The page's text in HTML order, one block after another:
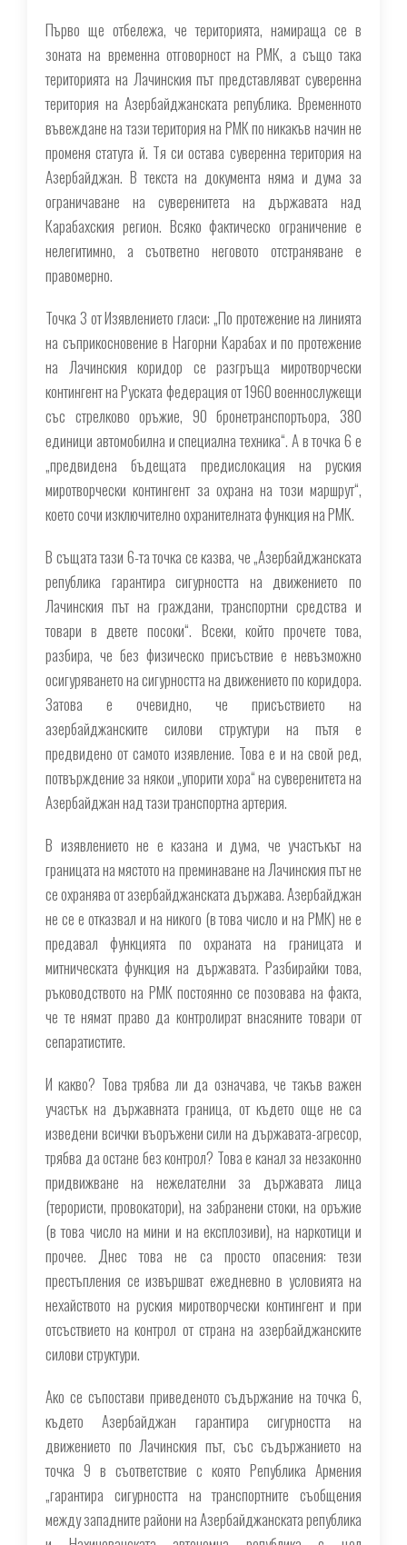
Първо ще отбележа, че територията, намираща се в
зоната на временна отговорност на РМК, а също така
територията на Лачинския път представляват суверенна
територия на Азербайджанската република. Временното
въвеждане на тази територия на РМК по никакъв начин не
променя статута й. Тя си остава суверенна територия на
Азербайджан. В текста на документа няма и дума за
ограничаване на суверенитета на държавата над
Карабахския регион. Всяко фактическо ограничение е
нелегитимно, а съответно неговото отстраняване е
правомерно.
Точка 3 от Изявлението гласи: „По протежение на линията
на съприкосновение в Нагорни Карабах и по протежение
на Лачинския коридор се разгръща миротворчески
контингент на Руската федерация от 1960 военнослужещи
със стрелково оръжие, 90 бронетранспортьора, 380
единици автомобилна и специална техника“. А в точка 6 е
„предвидена бъдещата предислокация на руския
миротворчески контингент за охрана на този маршрут“,
което сочи изключително охранителната функция на РМК.
В същата тази 6-та точка се казва, че „Азербайджанската
република гарантира сигурността на движението по
Лачинския път на граждани, транспортни средства и
товари в двете посоки“. Всеки, който прочете това,
разбира, че без физическо присъствие е невъзможно
осигуряването на сигурността на движението по коридора.
Затова е очевидно, че присъствието на
азербайджанските силови структури на пътя е
предвидено от самото изявление. Това е и на свой ред,
потвърждение за някои „упорити хора“ на суверенитета на
Азербайджан над тази транспортна артерия.
В изявлението не е казана и дума, че участъкът на
границата на мястото на преминаване на Лачинския път не
се охранява от азербайджанската държава. Азербайджан
не се е отказвал и на никого (в това число и на РМК) не е
предавал функцията по охраната на границата и
митническата функция на държавата. Разбирайки това,
ръководството на РМК постоянно се позовава на факта,
че те нямат право да контролират внасяните товари от
сепаратистите.
И какво? Това трябва ли да означава, че такъв важен
участък на държавната граница, от където още не са
изведени всички въоръжени сили на държавата-агресор,
трябва да остане без контрол? Това е канал за незаконно
придвижване на нежелателни за държавата лица
(терористи, провокатори), на забранени стоки, на оръжие
(в това число на мини и на експлозиви), на наркотици и
прочее. Днес това не са просто опасения: тези
престъпления се извършват ежедневно в условията на
нехайството на руския миротворчески контингент и при
отсъствието на контрол от страна на азербайджанските
силови структури.
Ако се съпостави приведеното съдържание на точка 6,
където Азербайджан гарантира сигурността на
движението по Лачинския път, със съдържанието на
точка 9 в съответствие с която Република Армения
„гарантира сигурността на транспортните съобщения
между западните райони на Азербайджанската република